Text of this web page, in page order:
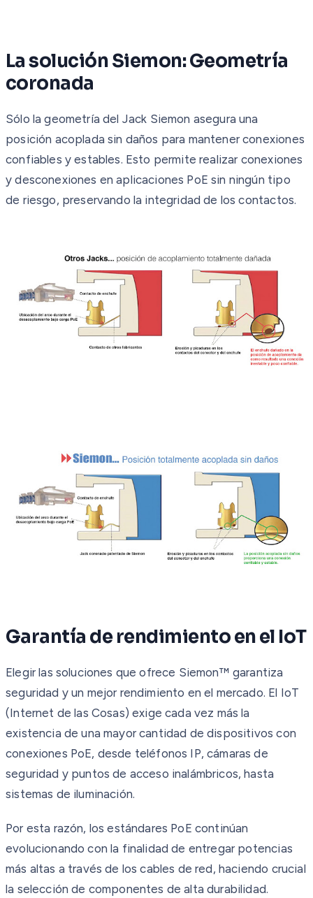
La solución Siemon: Geometría
coronada
Sólo la geometría del Jack Siemon asegura una
posición acoplada sin daños para mantener conexiones
confiables y estables. Esto permite realizar conexiones
y desconexiones en aplicaciones PoE sin ningún tipo
de riesgo, preservando la integridad de los contactos.
Garantía de rendimiento en el IoT
Elegir las soluciones que ofrece Siemon™ garantiza
seguridad y un mejor rendimiento en el mercado. El IoT
(Internet de las Cosas) exige cada vez más la
existencia de una mayor cantidad de dispositivos con
conexiones PoE, desde teléfonos IP, cámaras de
seguridad y puntos de acceso inalámbricos, hasta
sistemas de iluminación.
Por esta razón, los estándares PoE continúan
evolucionando con la finalidad de entregar potencias
más altas a través de los cables de red, haciendo crucial
la selección de componentes de alta durabilidad.